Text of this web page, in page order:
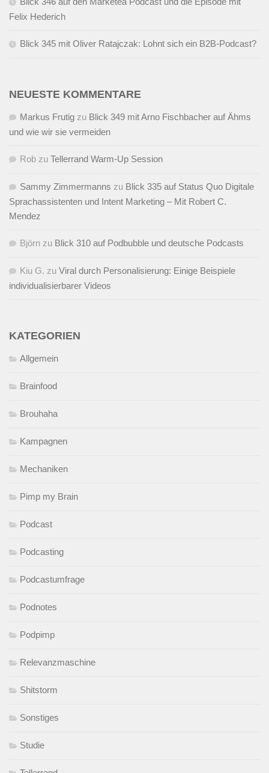
Felix Hederich
Blick 345 mit Oliver Ratajczak: Lohnt sich ein B2B-Podcast?
NEUESTE KOMMENTARE
Markus Frutig zu Blick 349 mit Arno Fischbacher auf Ähms
und wie wir sie vermeiden
Rob zu Tellerrand Warm-Up Session
Sammy Zimmermanns zu Blick 335 auf Status Quo Digitale
Sprachassistenten und Intent Marketing – Mit Robert C.
Mendez
Björn zu Blick 310 auf Podbubble und deutsche Podcasts
Kiu G. zu Viral durch Personalisierung: Einige Beispiele
individualisierbarer Videos
KATEGORIEN
Allgemein
Brainfood
Brouhaha
Kampagnen
Mechaniken
Pimp my Brain
Podcast
Podcasting
Podcastumfrage
Podnotes
Podpimp
Relevanzmaschine
Shitstorm
Sonstiges
Studie